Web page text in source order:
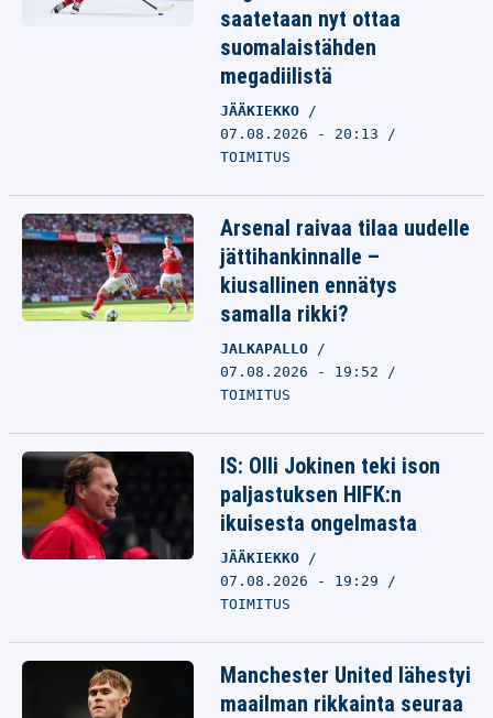
saatetaan nyt ottaa
suomalaistähden
megadiilistä
JÄÄKIEKKO
07.08.2026 - 20:13
TOIMITUS
Arsenal raivaa tilaa uudelle
jättihankinnalle –
kiusallinen ennätys
samalla rikki?
JALKAPALLO
07.08.2026 - 19:52
TOIMITUS
IS: Olli Jokinen teki ison
paljastuksen HIFK:n
ikuisesta ongelmasta
JÄÄKIEKKO
07.08.2026 - 19:29
TOIMITUS
Manchester United lähestyi
maailman rikkainta seuraa